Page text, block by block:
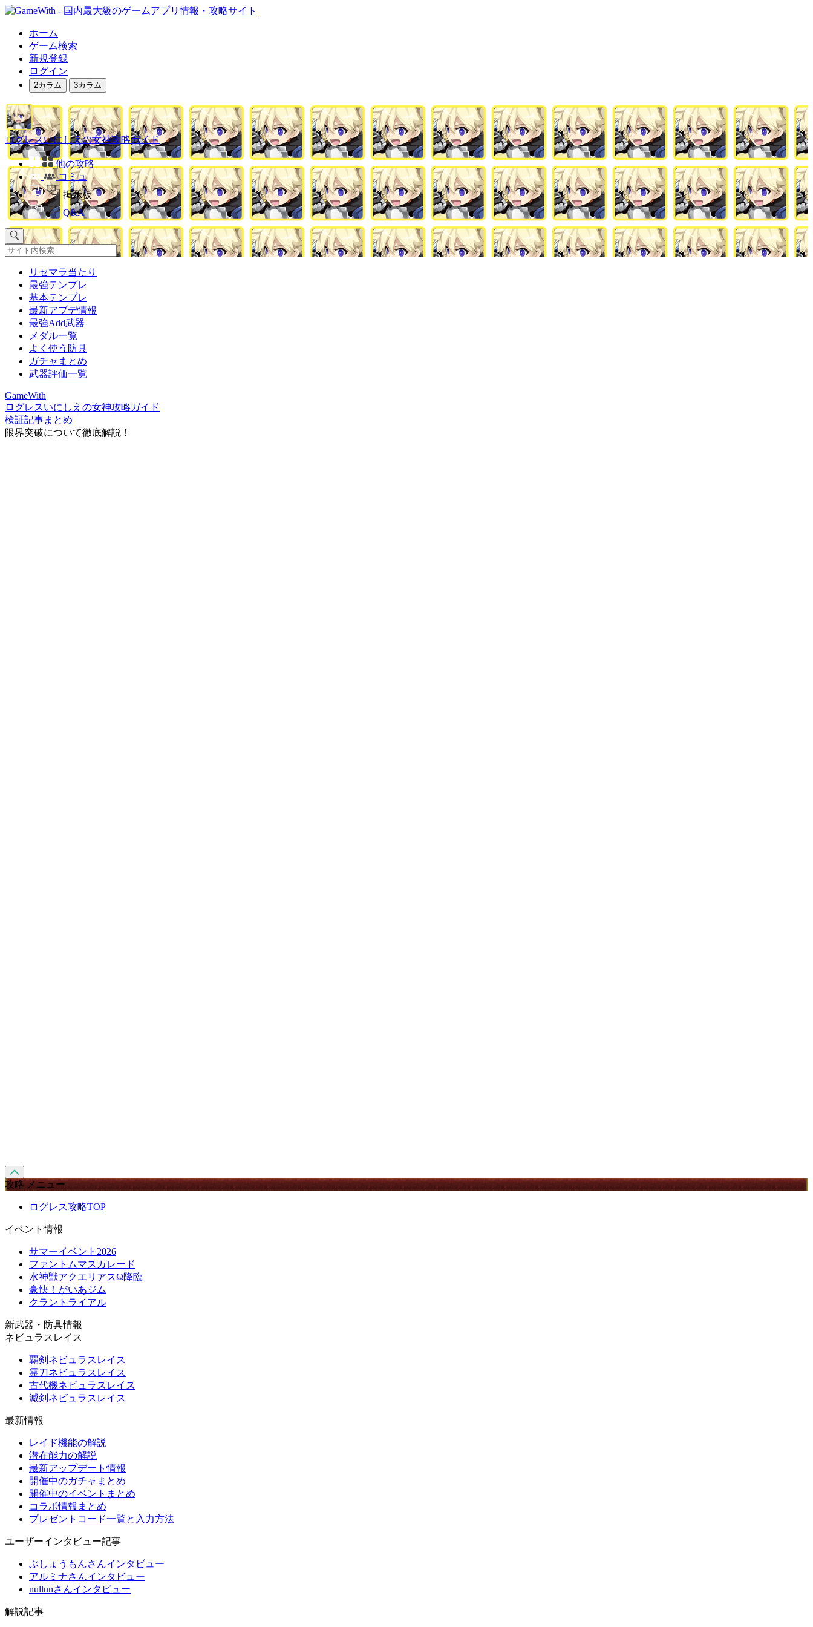
ホーム
ゲーム検索
新規登録
ログイン
2カラム 3カラム
ログレスいにしえの女神攻略ガイド
他の攻略
コミュ
掲示板
Q&A
リセマラ当たり
最強テンプレ
基本テンプレ
最新アプデ情報
最強Add武器
メダル一覧
よく使う防具
ガチャまとめ
武器評価一覧
GameWith
ログレスいにしえの女神攻略ガイド
検証記事まとめ
限界突破について徹底解説！
攻略 メニュー
ログレス攻略TOP
イベント情報
サマーイベント2026
ファントムマスカレード
水神獣アクエリアスΩ降臨
豪快！がいあジム
クラントライアル
新武器・防具情報
ネビュラスレイス
覇剣ネビュラスレイス
霊刀ネビュラスレイス
古代機ネビュラスレイス
滅剣ネビュラスレイス
最新情報
レイド機能の解説
潜在能力の解説
最新アップデート情報
開催中のガチャまとめ
開催中のイベントまとめ
コラボ情報まとめ
プレゼントコード一覧と入力方法
ユーザーインタビュー記事
ぶしょうもんさんインタビュー
アルミナさんインタビュー
nullunさんインタビュー
解説記事